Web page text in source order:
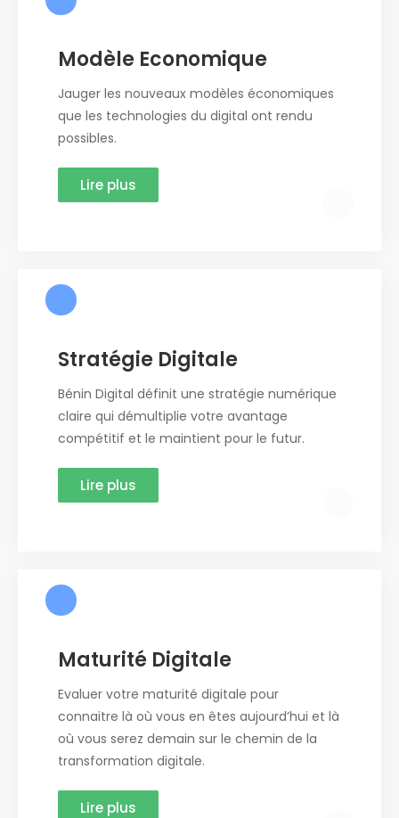
Modèle Economique
Jauger les nouveaux modèles économiques
que les technologies du digital ont rendu
possibles.
Lire plus
Stratégie Digitale
Bénin Digital définit une stratégie numérique
claire qui démultiplie votre avantage
compétitif et le maintient pour le futur.
Lire plus
Maturité Digitale
Evaluer votre maturité digitale pour
connaitre là où vous en êtes aujourd’hui et là
où vous serez demain sur le chemin de la
transformation digitale.
Lire plus